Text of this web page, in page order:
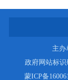
主办
政府网站标识
蒙ICP备